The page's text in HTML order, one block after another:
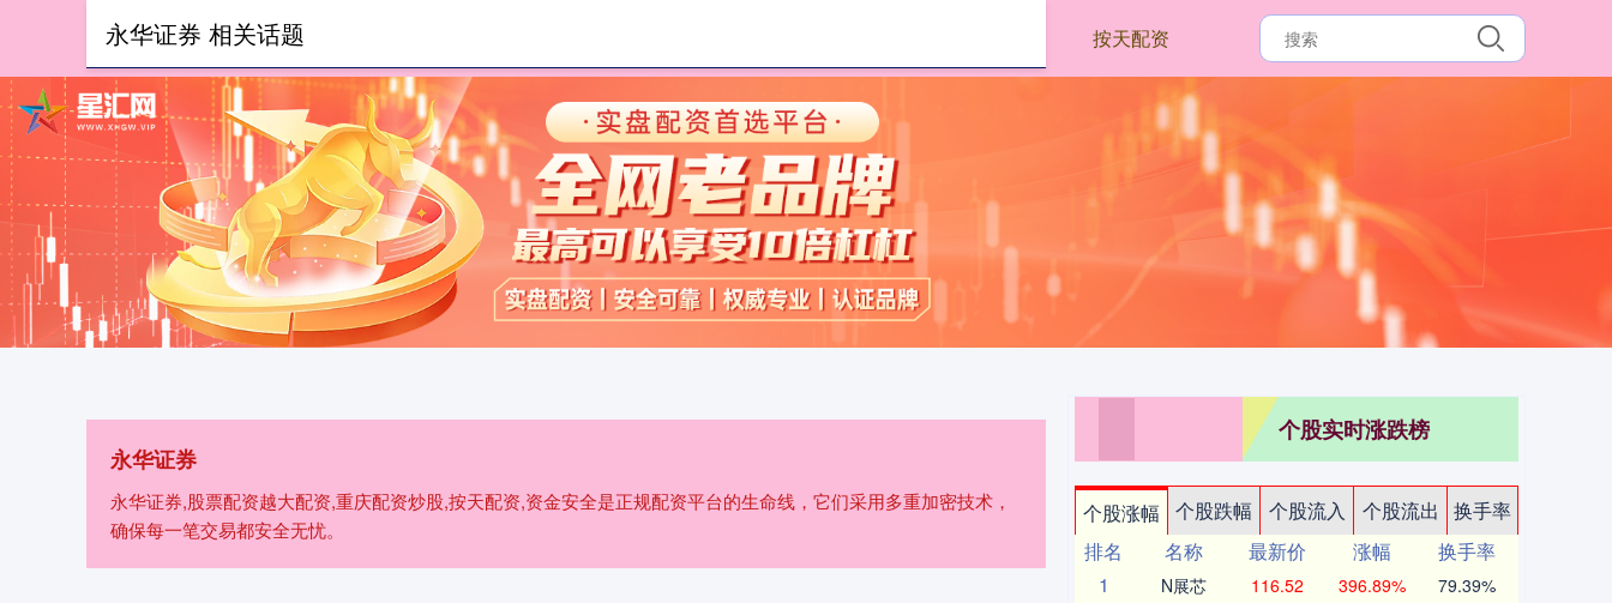
按天配资
永华证券
永华证券,股票配资越大配资,重庆配资炒股,按天配资,资金安全是正规配资平台的生命线，它们采用多重加密技术，
确保每一笔交易都安全无忧。
永华证券 相关话题
个股实时涨跌榜
个股涨幅 个股跌幅 个股流入 个股流出
换手率
排名
名称 最新价 涨幅
换手率
1
N展芯 116.52 396.89% 79.39%